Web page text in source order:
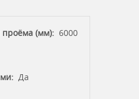
(мм): 6000
Да